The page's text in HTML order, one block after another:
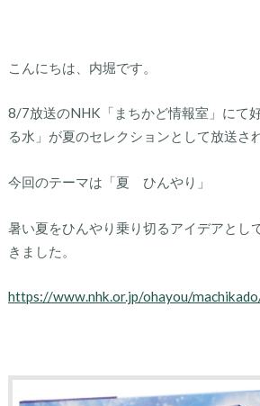
こんにちは、内堀です。
8/7放送のNHK「まちかど情報室」にて
る水」が夏のセレクションとして放送さ
今回のテーマは「夏 ひんやり」
暑い夏をひんやり乗り切るアイデアとし
きました。
https://www.nhk.or.jp/ohayou/